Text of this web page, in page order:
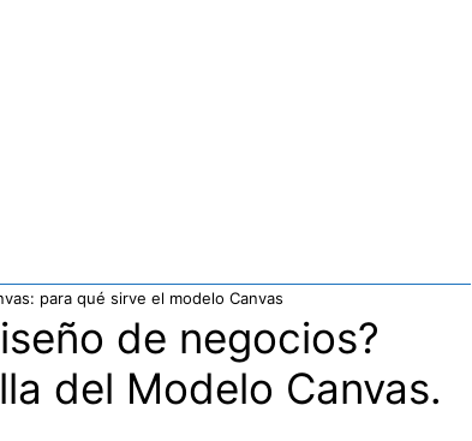
para qué sirve el modelo Canvas
de negocios?
del Modelo Canvas.